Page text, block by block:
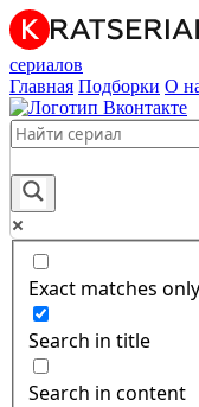
сериалов
Главная Подборки О
Exact matches only
Search in title
Search in content